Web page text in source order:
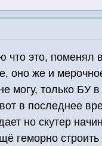
что это, поменял
оно же и
могу, только БУ
в последнее
но скутер
геморно строить